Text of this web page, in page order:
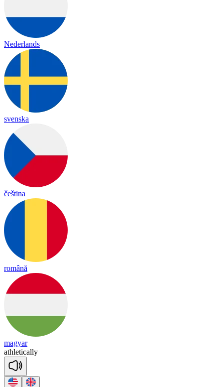
Nederlands
svenska
čeština
română
magyar
athletically